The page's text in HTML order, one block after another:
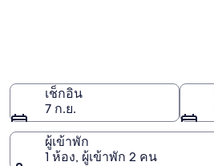
เช็กอิน
7 ก.ย.
ผู้เข้าพัก
1 ห้อง, ผู้เข้าพัก 2 คน